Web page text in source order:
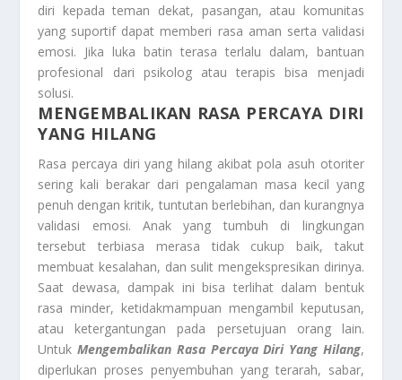
diri kepada teman dekat, pasangan, atau komunitas
yang suportif dapat memberi rasa aman serta validasi
emosi. Jika luka batin terasa terlalu dalam, bantuan
profesional dari psikolog atau terapis bisa menjadi
solusi.
MENGEMBALIKAN RASA PERCAYA DIRI
YANG HILANG
Rasa percaya diri yang hilang akibat pola asuh otoriter
sering kali berakar dari pengalaman masa kecil yang
penuh dengan kritik, tuntutan berlebihan, dan kurangnya
validasi emosi. Anak yang tumbuh di lingkungan
tersebut terbiasa merasa tidak cukup baik, takut
membuat kesalahan, dan sulit mengekspresikan dirinya.
Saat dewasa, dampak ini bisa terlihat dalam bentuk
rasa minder, ketidakmampuan mengambil keputusan,
atau ketergantungan pada persetujuan orang lain.
UntukMengembalikan Rasa Percaya Diri Yang Hilang,
diperlukan proses penyembuhan yang terarah, sabar,